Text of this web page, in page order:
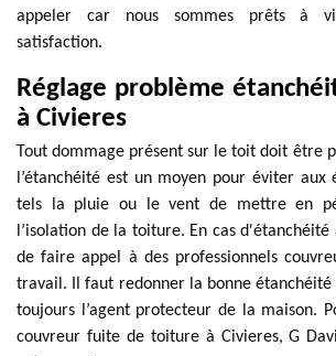
appeler car nous sommes prêts à
satisfaction.
Réglage problème
à Civieres
Tout dommage présent sur le toit doit être
l’étanchéité est un moyen pour éviter aux
tels la pluie ou le vent de mettre en
l’isolation de la toiture. En cas
de faire appel à des professionnels
travail. Il faut redonner la bonne
toujours l’agent protecteur de la maison.
couvreur fuite de toiture à Civieres, G